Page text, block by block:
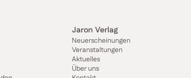
Jaron Verlag
Neuerscheinungen
Veranstaltungen
Aktuelles
Über uns